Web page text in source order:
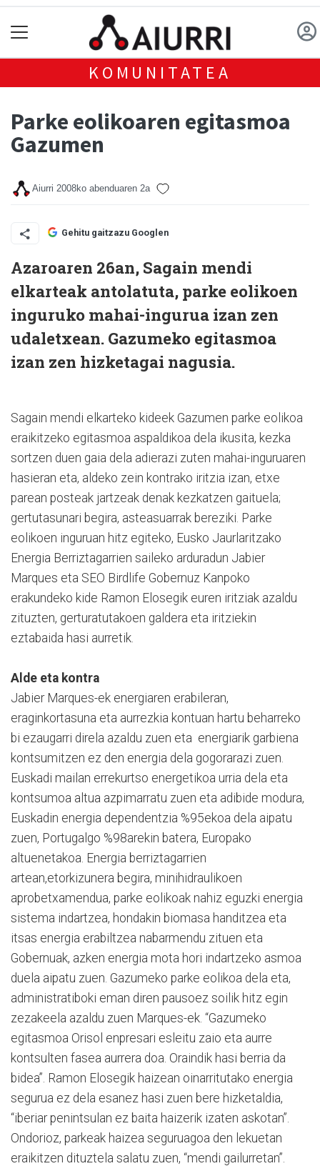
KOMUNITATEA
Parke eolikoaren egitasmoa
Gazumen
Aiurri 2008ko abenduaren 2a
Gehitu gaitzazu Googlen
Azaroaren 26an, Sagain mendi
elkarteak antolatuta, parke eolikoen
inguruko mahai-ingurua izan zen
udaletxean. Gazumeko egitasmoa
izan zen hizketagai nagusia.
Sagain mendi elkarteko kideek Gazumen parke eolikoa
eraikitzeko egitasmoa aspaldikoa dela ikusita, kezka
sortzen duen gaia dela adierazi zuten mahai-inguruaren
hasieran eta, aldeko zein kontrako iritzia izan, etxe
parean posteak jartzeak denak kezkatzen gaituela;
gertutasunari begira, asteasuarrak bereziki. Parke
eolikoen inguruan hitz egiteko, Eusko Jaurlaritzako
Energia Berriztagarrien saileko arduradun Jabier
Marques eta SEO Birdlife Gobernuz Kanpoko
erakundeko kide Ramon Elosegik euren iritziak azaldu
zituzten, gerturatutakoen galdera eta iritziekin
eztabaida hasi aurretik.
Alde eta kontra
Jabier Marques-ek energiaren erabileran,
eraginkortasuna eta aurrezkia kontuan hartu beharreko
bi ezaugarri direla azaldu zuen eta energiarik garbiena
kontsumitzen ez den energia dela gogorarazi zuen.
Euskadi mailan errekurtso energetikoa urria dela eta
kontsumoa altua azpimarratu zuen eta adibide modura,
Euskadin energia dependentzia %95ekoa dela aipatu
zuen, Portugalgo %98arekin batera, Europako
altuenetakoa. Energia berriztagarrien
artean,etorkizunera begira, minihidraulikoen
aprobetxamendua, parke eolikoak nahiz eguzki energia
sistema indartzea, hondakin biomasa handitzea eta
itsas energia erabiltzea nabarmendu zituen eta
Gobernuak, azken energia mota hori indartzeko asmoa
duela aipatu zuen. Gazumeko parke eolikoa dela eta,
administratiboki eman diren pausoez soilik hitz egin
zezakeela azaldu zuen Marques-ek. “Gazumeko
egitasmoa Orisol enpresari esleitu zaio eta aurre
kontsulten fasea aurrera doa. Oraindik hasi berria da
bidea”. Ramon Elosegik haizean oinarritutako energia
segurua ez dela esanez hasi zuen bere hizketaldia,
“iberiar penintsulan ez baita haizerik izaten askotan”.
Ondorioz, parkeak haizea seguruagoa den lekuetan
eraikitzen dituztela salatu zuen, “mendi gailurretan”.